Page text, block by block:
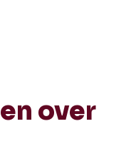
over